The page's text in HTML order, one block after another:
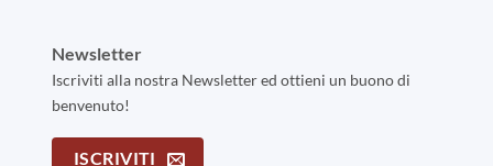
Newsletter
Iscriviti alla nostra Newsletter ed ottieni un buono di
benvenuto!
ISCRIVITI